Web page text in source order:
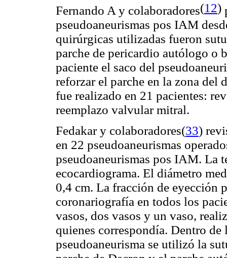
Fernando A y colaboradores(12)
pseudoaneurismas pos IAM
quirúrgicas utilizadas fueron
parche de pericardio autólogo o
paciente el saco del
reforzar el parche en la zona del
fue realizado en 21 pacientes:
reemplazo valvular mitral.
Fedakar y colaboradores(33)
en 22 pseudoaneurismas
pseudoaneurismas pos IAM. La
ecocardiograma. El diámetro
0,4 cm. La fracción de eyección
coronariografía en todos los
vasos, dos vasos y un vaso,
quienes correspondía. Dentro de
pseudoaneurisma se utilizó la